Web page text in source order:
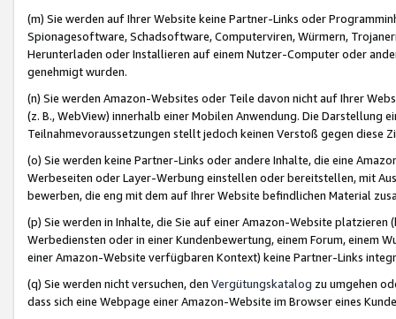
(m) Sie werden auf Ihrer Website keine Partner-Links oder
Spionagesoftware, Schadsoftware, Computerviren, Würmern,
Herunterladen oder Installieren auf einem Nutzer-Computer oder
genehmigt wurden.
(n) Sie werden Amazon-Websites oder Teile davon nicht auf Ihrer
(z. B., WebView) innerhalb einer Mobilen Anwendung. Die Darstellung
Teilnahmevoraussetzungen stellt jedoch keinen Verstoß gegen diese
(o) Sie werden keine Partner-Links oder andere Inhalte, die eine
Werbeseiten oder Layer-Werbung einstellen oder bereitstellen, mit
bewerben, die eng mit dem auf Ihrer Website befindlichen Material
(p) Sie werden in Inhalte, die Sie auf einer Amazon-Website
Werbediensten oder in einer Kundenbewertung, einem Forum, einem
einer Amazon-Website verfügbaren Kontext) keine Partner-Links
(q) Sie werden nicht versuchen, den Vergütungskatalog zu umgehen
dass sich eine Webpage einer Amazon-Website im Browser eines